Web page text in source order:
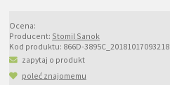
Ocena:
Producent: Stomil Sanok
Kod produktu: 866D-3895C_20181017093218
zapytaj o produkt
poleć znajomemu